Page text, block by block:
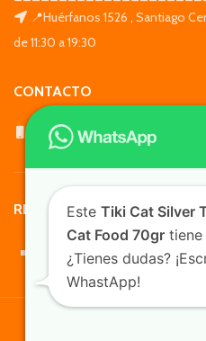
📍Huérfanos 1526 , Santiago
de 11:30 a 19:30
CONTACTO
WhatsApp: +569 7564 4676
REDES SOCIALES
Este Tiki Cat Silver
Cat Food 70gr tiene
¿Tienes dudas?
WhastApp!